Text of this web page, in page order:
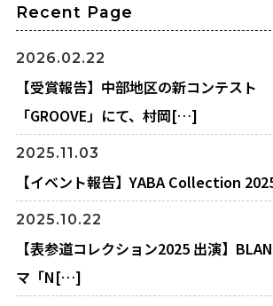
Recent Page
2026.02.22
【受賞報告】中部地区の新コンテスト
「GROOVE」にて、村岡[…]
2025.11.03
【イベント報告】YABA Collection
2025.10.22
【表参道コレクション2025 出演】
マ「N[…]